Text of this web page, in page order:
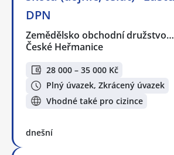
DPN
Zemědělsko obchodní družstvo…
České Heřmanice
28 000 – 35 000 Kč
Plný úvazek, Zkrácený úvazek
Vhodné také pro cizince
dnešní